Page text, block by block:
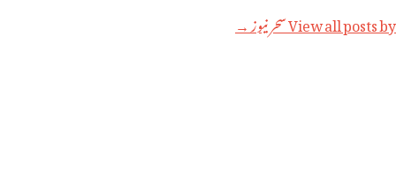
View all posts by سحر نیوز →